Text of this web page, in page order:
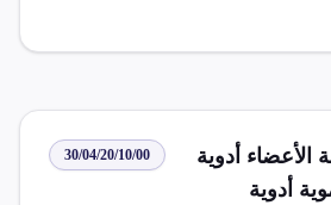
الأعضاء أدوية
أدوية
30/04/20/10/00